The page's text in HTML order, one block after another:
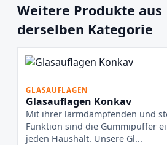
Weitere Produkte aus
derselben Kategorie
GLASAUFLAGEN
Glasauflagen Konkav
Mit ihrer lärmdämpfenden und
Funktion sind die Gummipuffer
jeden Haushalt. Unsere Gl...